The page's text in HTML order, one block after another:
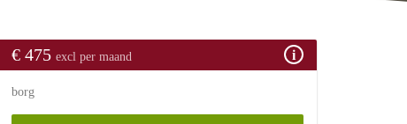
€ 475 excl per maand
borg